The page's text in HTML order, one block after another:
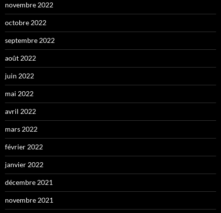
novembre 2022
octobre 2022
septembre 2022
août 2022
juin 2022
mai 2022
avril 2022
mars 2022
février 2022
janvier 2022
décembre 2021
novembre 2021